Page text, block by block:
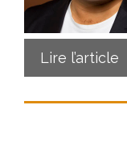
Lire l’article